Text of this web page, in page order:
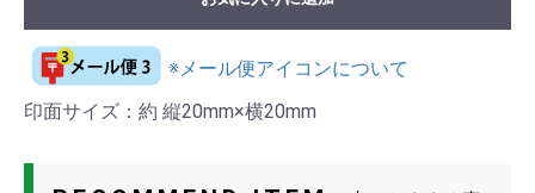
※メール便アイコンについて
印面サイズ：約 縦20mm×横20mm